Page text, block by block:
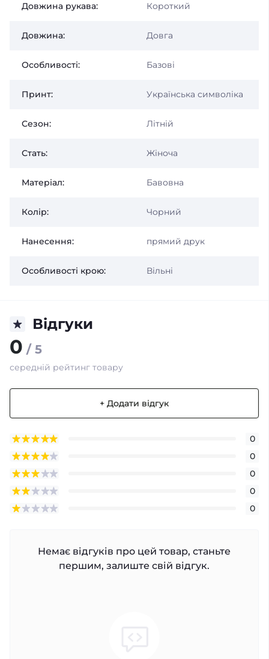
Довжина рукава: Короткий
Довжина: Довга
Особливості: Базові
Принт: Українська символіка
Сезон: Літній
Стать: Жіноча
Матеріал: Бавовна
Колір: Чорний
Нанесення: прямий друк
Особливості крою: Вільні
Відгуки
0 / 5
середній рейтинг товару
+ Додати відгук
0
0
0
0
0
Немає відгуків про цей товар, станьте
першим, залиште свій відгук.